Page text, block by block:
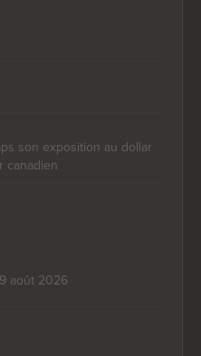
son exposition au dollar
canadien
août 2026